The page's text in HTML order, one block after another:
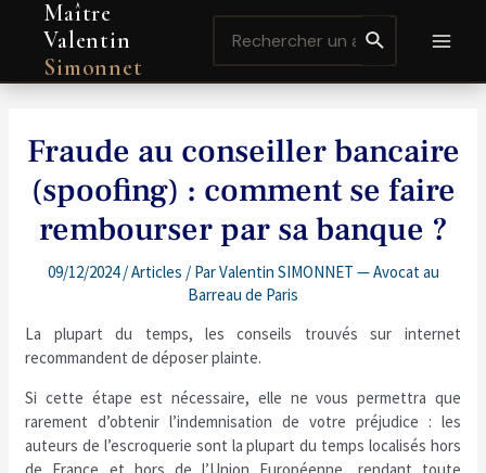
contenu
Maître
Valentin
Simonnet
for:
Fraude au conseiller bancaire
(spoofing) : comment se faire
rembourser par sa banque ?
09/12/2024/Articles / ParValentin SIMONNET — Avocat au
Barreau de Paris
La plupart du temps, les conseils trouvés sur internet
recommandent de déposer plainte.
Si cette étape est nécessaire, elle ne vous permettra que
rarement d’obtenir l’indemnisation de votre préjudice : les
auteurs de l’escroquerie sont la plupart du temps localisés hors
Navigation
de